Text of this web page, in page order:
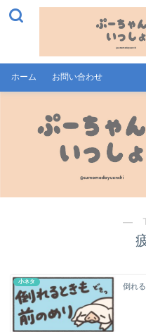
ホーム お問い合わせ
―
小ネタ
倒れ